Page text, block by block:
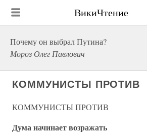
ВикиЧтение
Почему он выбрал Путина?
Мороз Олег Павлович
КОММУНИСТЫ ПРОТИВ
КОММУНИСТЫ ПРОТИВ
Дума начинает возражать